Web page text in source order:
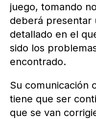
juego, tomando
deberá presentar
detallado en el
sido los
encontrado.
Su comunicación
tiene que ser
que se van